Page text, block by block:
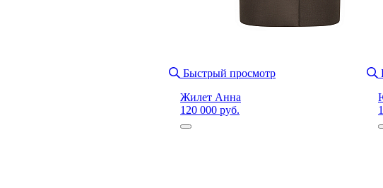
Быстрый просмотр
Жилет Анна
120 000 руб.